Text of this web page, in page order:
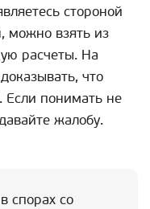
стороной
можно взять из
расчеты. На
что
Если понимать не
жалобу.
спорах со